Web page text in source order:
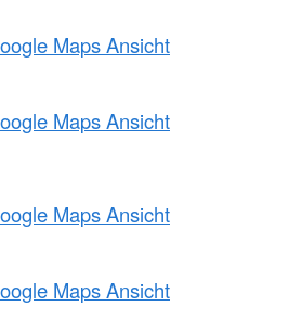
Maps Ansicht
Maps Ansicht
Maps Ansicht
Maps Ansicht